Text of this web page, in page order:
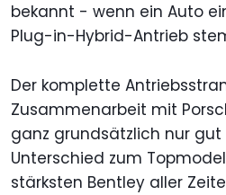
bekannt - wenn ein Auto
Plug-in-Hybrid-Antrieb
Der komplette
Zusammenarbeit mit
ganz grundsätzlich nur gut
Unterschied zum
stärksten Bentley aller